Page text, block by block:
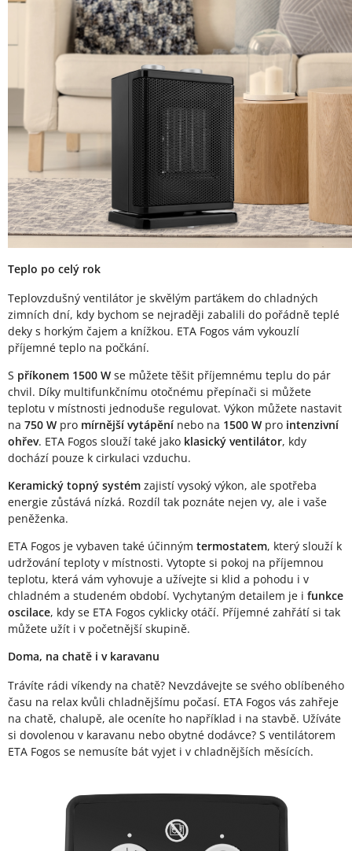
Teplo po celý rok
Teplovzdušný ventilátor je skvělým parťákem do chladných
zimních dní, kdy bychom se nejraději zabalili do pořádně teplé
deky s horkým čajem a knížkou. ETA Fogos vám vykouzlí
příjemné teplo na počkání.
S příkonem 1500 W se můžete těšit příjemnému teplu do pár
chvil. Díky multifunkčnímu otočnému přepínači si můžete
teplotu v místnosti jednoduše regulovat. Výkon můžete nastavit
na 750 W pro mírnější vytápění nebo na 1500 W pro intenzivní
ohřev. ETA Fogos slouží také jako klasický ventilátor, kdy
dochází pouze k cirkulaci vzduchu.
Keramický topný systém zajistí vysoký výkon, ale spotřeba
energie zůstává nízká. Rozdíl tak poznáte nejen vy, ale i vaše
peněženka.
ETA Fogos je vybaven také účinným termostatem, který slouží k
udržování teploty v místnosti. Vytopte si pokoj na příjemnou
teplotu, která vám vyhovuje a užívejte si klid a pohodu i v
chladném a studeném období. Vychytaným detailem je i funkce
oscilace, kdy se ETA Fogos cyklicky otáčí. Příjemné zahřátí si tak
můžete užít i v početnější skupině.
Doma, na chatě i v karavanu
Trávíte rádi víkendy na chatě? Nevzdávejte se svého oblíbeného
času na relax kvůli chladnějšímu počasí. ETA Fogos vás zahřeje
na chatě, chalupě, ale oceníte ho například i na stavbě. Užíváte
si dovolenou v karavanu nebo obytné dodávce? S ventilátorem
ETA Fogos se nemusíte bát vyjet i v chladnějších měsících.